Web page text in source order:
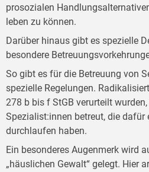
prosozialen
leben zu können.
Darüber hinaus gibt es spezielle
besondere
So gibt es für die Betreuung von
spezielle Regelungen.
278 b bis f StGB verurteilt
Spezialist:innen betreut, die
durchlaufen haben.
Ein besonderes Augenmerk wird
„häuslichen Gewalt“ gelegt. Hier